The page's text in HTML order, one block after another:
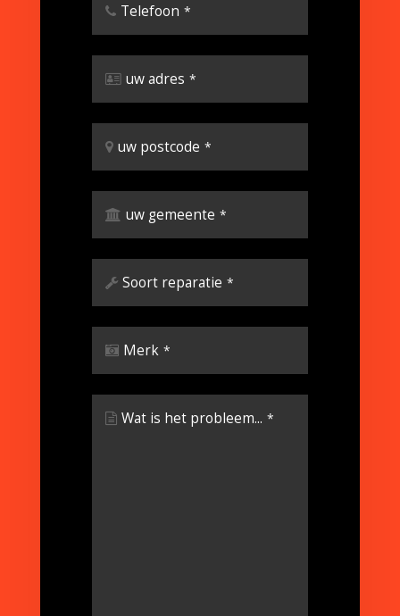
Telefoon *
uw adres *
uw postcode *
uw gemeente *
Soort reparatie *
Merk *
Wat is het probleem... *